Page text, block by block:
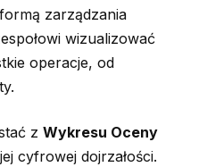
zarządzania
wizualizować
operacje, od
z Wykresu Oceny
cyfrowej dojrzałości.